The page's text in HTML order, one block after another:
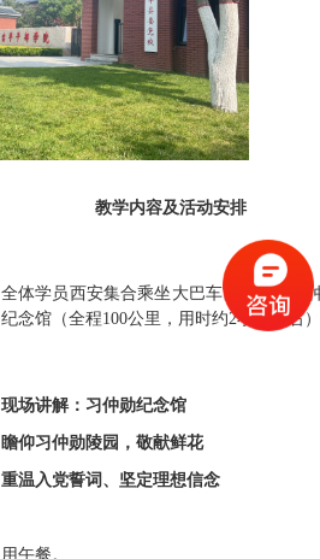
教学内容及活动安排
全体学员西安集合乘坐 大巴车前往富平习
纪念馆（全程100公里，用时约2小时 左右）
现场讲解： 习仲勋纪念馆
瞻仰习仲勋陵园，敬献鲜花
重温入党誓词、坚定理想信念
用午餐。